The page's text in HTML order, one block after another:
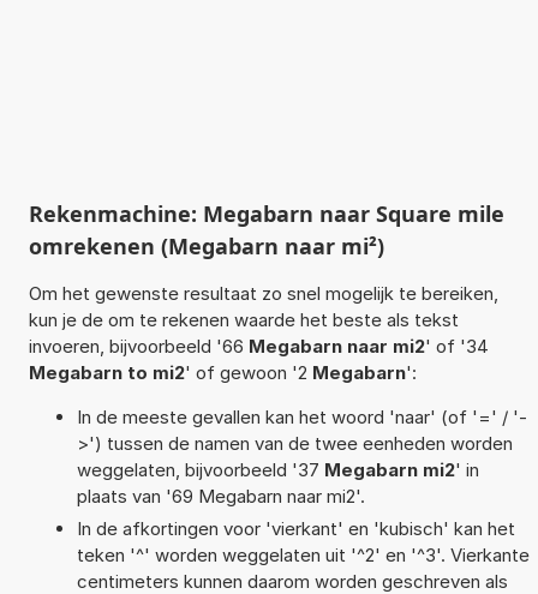
Rekenmachine: Megabarn naar Square mile
omrekenen (Megabarn naar mi²)
Om het gewenste resultaat zo snel mogelijk te bereiken,
kun je de om te rekenen waarde het beste als tekst
invoeren, bijvoorbeeld '66 Megabarn naar mi2' of '34
Megabarn to mi2' of gewoon '2 Megabarn':
In de meeste gevallen kan het woord 'naar' (of '=' / '-
>') tussen de namen van de twee eenheden worden
weggelaten, bijvoorbeeld '37 Megabarn mi2' in
plaats van '69 Megabarn naar mi2'.
In de afkortingen voor 'vierkant' en 'kubisch' kan het
teken '^' worden weggelaten uit '^2' en '^3'. Vierkante
centimeters kunnen daarom worden geschreven als